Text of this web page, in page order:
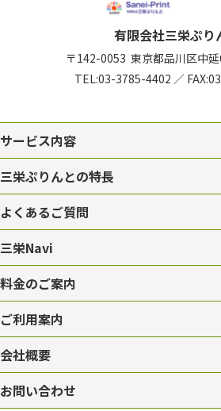
有限会社三栄ぷり
〒142-0053 東京都品川区中
TEL:03-3785-4402 ／
サービス内容
三栄ぷりんとの特長
よくあるご質問
三栄Navi
料金のご案内
ご利用案内
会社概要
お問い合わせ